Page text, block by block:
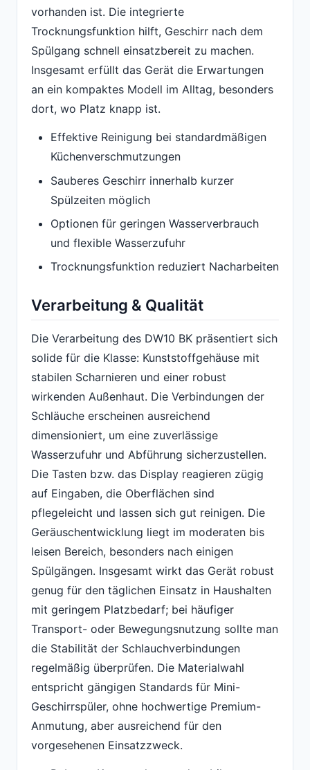
vorhanden ist. Die integrierte
Trocknungsfunktion hilft, Geschirr nach dem
Spülgang schnell einsatzbereit zu machen.
Insgesamt erfüllt das Gerät die Erwartungen
an ein kompaktes Modell im Alltag, besonders
dort, wo Platz knapp ist.
Effektive Reinigung bei standardmäßigen
Küchenverschmutzungen
Sauberes Geschirr innerhalb kurzer
Spülzeiten möglich
Optionen für geringen Wasserverbrauch
und flexible Wasserzufuhr
Trocknungsfunktion reduziert Nacharbeiten
Verarbeitung & Qualität
Die Verarbeitung des DW10 BK präsentiert sich
solide für die Klasse: Kunststoffgehäuse mit
stabilen Scharnieren und einer robust
wirkenden Außenhaut. Die Verbindungen der
Schläuche erscheinen ausreichend
dimensioniert, um eine zuverlässige
Wasserzufuhr und Abführung sicherzustellen.
Die Tasten bzw. das Display reagieren zügig
auf Eingaben, die Oberflächen sind
pflegeleicht und lassen sich gut reinigen. Die
Geräuschentwicklung liegt im moderaten bis
leisen Bereich, besonders nach einigen
Spülgängen. Insgesamt wirkt das Gerät robust
genug für den täglichen Einsatz in Haushalten
mit geringem Platzbedarf; bei häufiger
Transport- oder Bewegungsnutzung sollte man
die Stabilität der Schlauchverbindungen
regelmäßig überprüfen. Die Materialwahl
entspricht gängigen Standards für Mini-
Geschirrspüler, ohne hochwertige Premium-
Anmutung, aber ausreichend für den
vorgesehenen Einsatzzweck.